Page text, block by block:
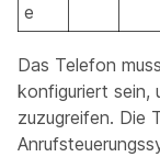
e
Das Telefon
konfiguriert sein,
zuzugreifen. Die